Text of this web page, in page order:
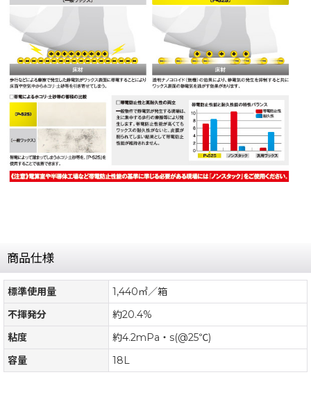
商品仕様
標準使用量
1,440㎡／箱
不揮発分
約20.4%
粘度
約4.2mPa・s(@25℃)
容量
18L